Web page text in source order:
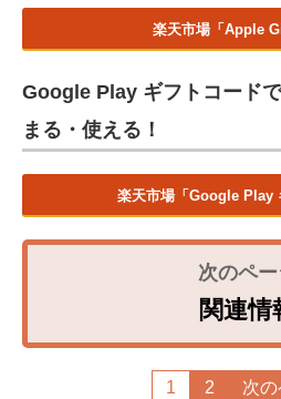
楽天市場「Apple
Google Play ギフトコード
まる・使える！
楽天市場「Google Play
関連情
1 2 次